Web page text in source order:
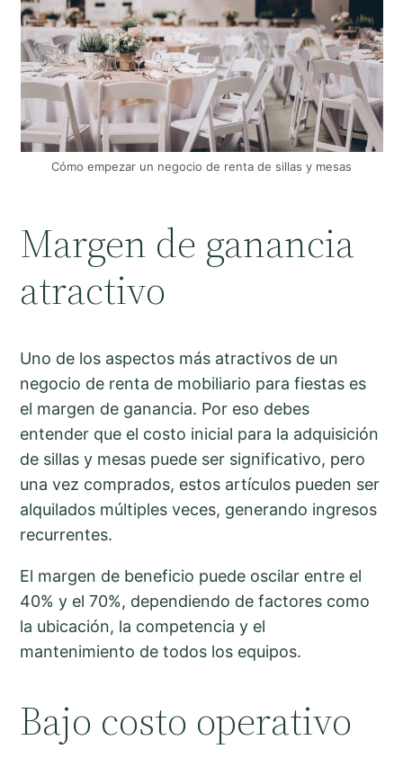
Cómo empezar un negocio de renta de sillas y mesas
Margen de ganancia
atractivo
Uno de los aspectos más atractivos de un
negocio de renta de mobiliario para fiestas es
el margen de ganancia. Por eso debes
entender que el costo inicial para la adquisición
de sillas y mesas puede ser significativo, pero
una vez comprados, estos artículos pueden ser
alquilados múltiples veces, generando ingresos
recurrentes.
El margen de beneficio puede oscilar entre el
40% y el 70%, dependiendo de factores como
la ubicación, la competencia y el
mantenimiento de todos los equipos.
Bajo costo operativo